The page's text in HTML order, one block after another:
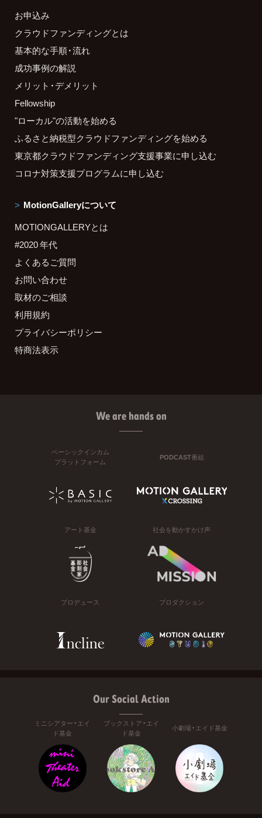
お申込み
クラウドファンディングとは
基本的な手順・流れ
成功事例の解説
メリット・デメリット
Fellowship
"ローカル"の活動を始める
ふるさと納税型クラウドファンディングを始める
東京都クラウドファンディング支援事業に申し込む
コロナ対策支援プログラムに申し込む
MotionGalleryについて
MOTIONGALLERYとは
#2020 年代
よくあるご質問
お問い合わせ
取材のご相談
利用規約
プライバシーポリシー
特商法表示
We are hands on
ベーシックインカム
プラットフォーム
PODCAST番組
アート基金 社会を動かすかけ声
プロデュース プロダクション
Our Social Action
ミニシアター・エイ
ド基金
ブックストア・エイ
ド基金
小劇場・エイド基金